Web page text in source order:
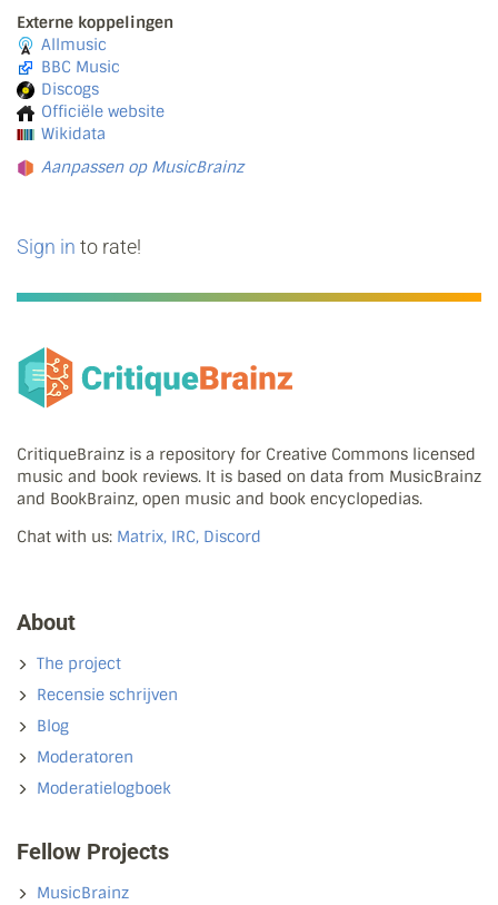
Externe koppelingen
Allmusic
BBC Music
Discogs
Officiële website
Wikidata
Aanpassen op MusicBrainz
Sign in to rate!
CritiqueBrainz is a repository for Creative Commons licensed
music and book reviews. It is based on data from MusicBrainz
and BookBrainz, open music and book encyclopedias.
Chat with us: Matrix, IRC, Discord
About
The project
Recensie schrijven
Blog
Moderatoren
Moderatielogboek
Fellow Projects
MusicBrainz